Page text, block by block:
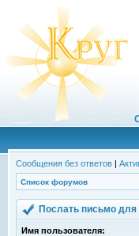
Сообщения без ответов |
Список форумов
Послать письмо для
Имя пользователя: